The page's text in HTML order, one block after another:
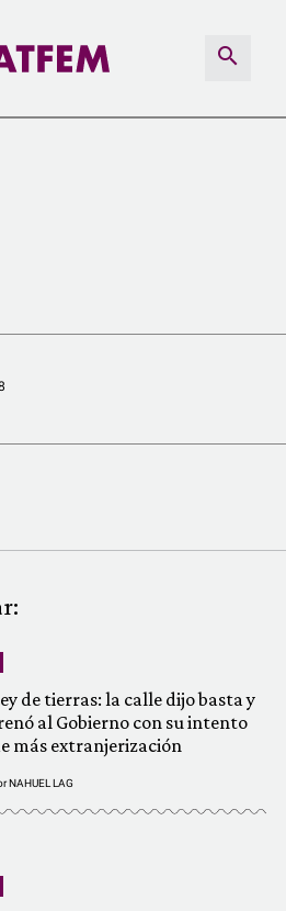
de tierras: la calle dijo basta y
al Gobierno con su intento
más extranjerización
NAHUEL LAG